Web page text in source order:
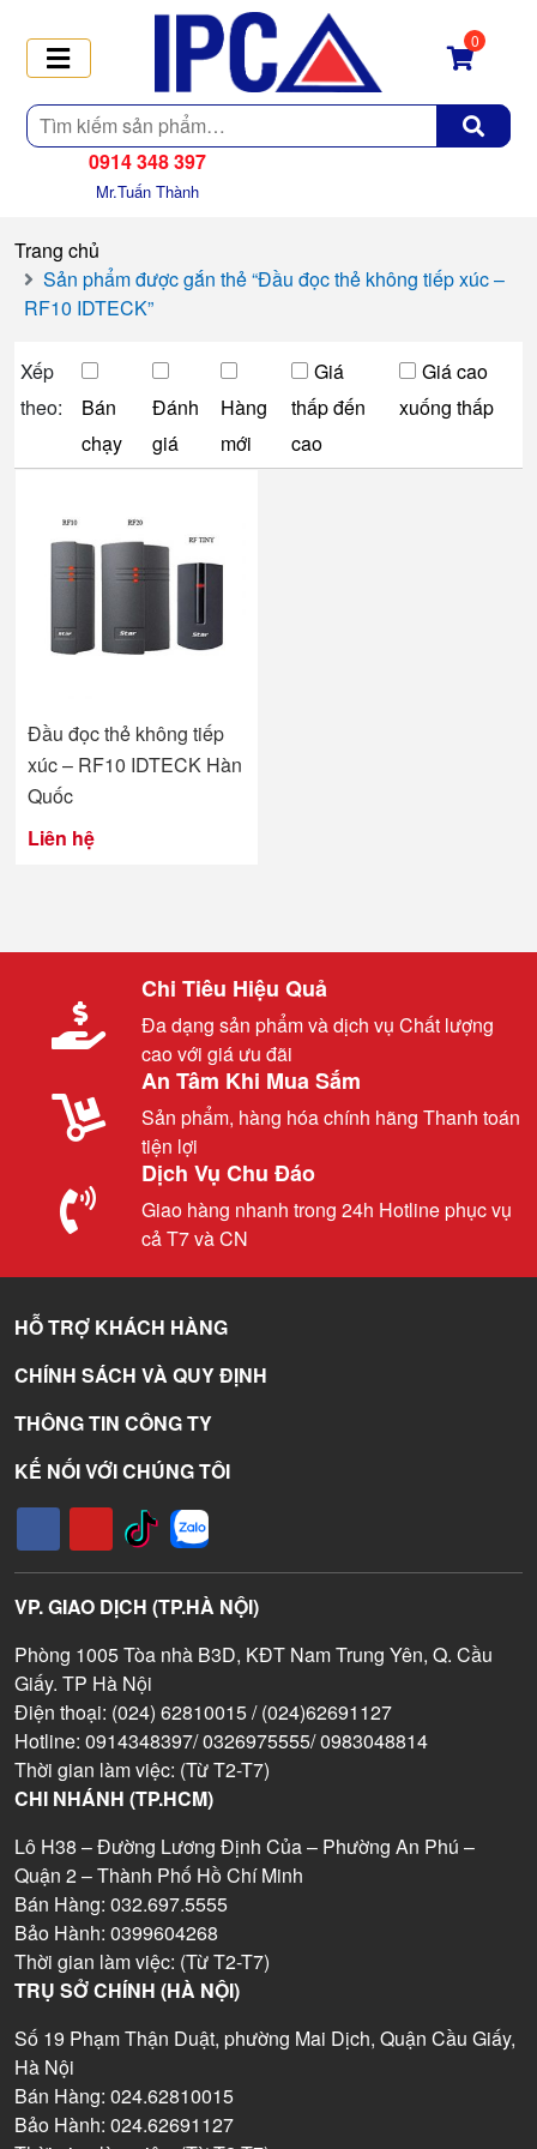
Tìm
kiếm
0
0914 348 397
Mr.Tuấn Thành
Trang chủ
Sản phẩm được gắn thẻ “Đầu đọc thẻ không tiếp xúc –
RF10 IDTECK”
Xếp
theo:
Bán
chạy
Đánh
giá
Hàng
mới
Giá
thấp đến
cao
Giá cao
xuống thấp
Đầu đọc thẻ không tiếp
xúc – RF10 IDTECK Hàn
Quốc
Liên hệ
Chi Tiêu Hiệu Quả
Đa dạng sản phẩm và dịch vụ Chất lượng
cao với giá ưu đãi
An Tâm Khi Mua Sắm
Sản phẩm, hàng hóa chính hãng Thanh toán
tiện lợi
Dịch Vụ Chu Đáo
Giao hàng nhanh trong 24h Hotline phục vụ
cả T7 và CN
HỖ TRỢ KHÁCH HÀNG
CHÍNH SÁCH VÀ QUY ĐỊNH
THÔNG TIN CÔNG TY
KẾ NỐI VỚI CHÚNG TÔI
VP. GIAO DỊCH (TP.HÀ NỘI)
Phòng 1005 Tòa nhà B3D, KĐT Nam Trung Yên, Q. Cầu
Giấy. TP Hà Nội
Điện thoại: (024) 62810015 / (024)62691127
Hotline: 0914348397/ 0326975555/ 0983048814
Thời gian làm việc: (Từ T2-T7)
CHI NHÁNH (TP.HCM)
Lô H38 – Đường Lương Định Của – Phường An Phú –
Quận 2 – Thành Phố Hồ Chí Minh
Bán Hàng: 032.697.5555
Bảo Hành: 0399604268
Thời gian làm việc: (Từ T2-T7)
TRỤ SỞ CHÍNH (HÀ NỘI)
Số 19 Phạm Thận Duật, phường Mai Dịch, Quận Cầu Giấy,
Hà Nội
Bán Hàng: 024.62810015
Bảo Hành: 024.62691127